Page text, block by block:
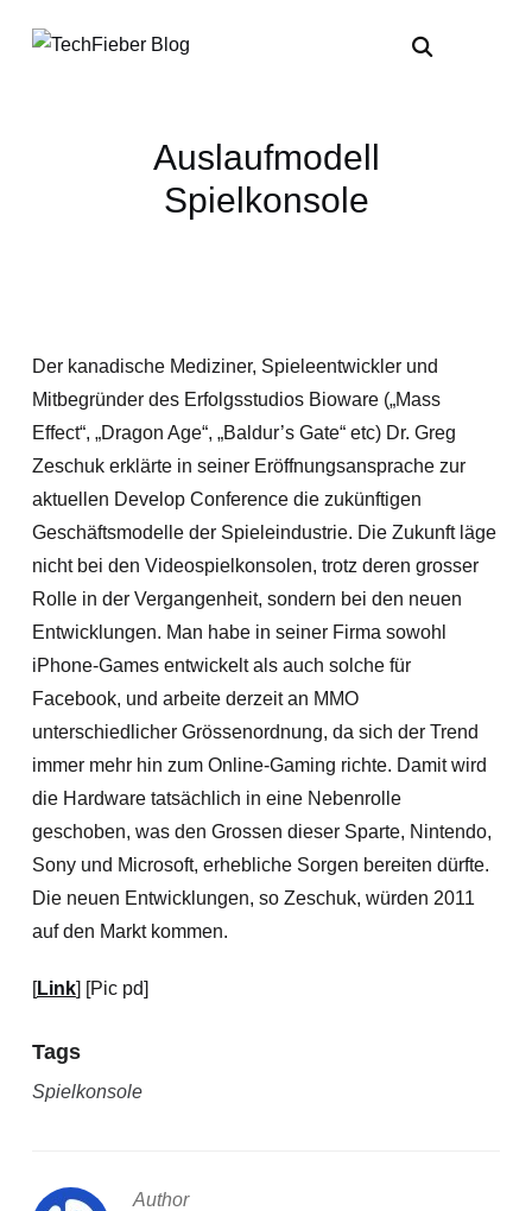
Auslaufmodell
Spielkonsole
Der kanadische Mediziner, Spieleentwickler und
Mitbegründer des Erfolgsstudios Bioware („Mass
Effect“, „Dragon Age“, „Baldur’s Gate“ etc) Dr. Greg
Zeschuk erklärte in seiner Eröffnungsansprache zur
aktuellen Develop Conference die zukünftigen
Geschäftsmodelle der Spieleindustrie. Die Zukunft läge
nicht bei den Videospielkonsolen, trotz deren grosser
Rolle in der Vergangenheit, sondern bei den neuen
Entwicklungen. Man habe in seiner Firma sowohl
iPhone-Games entwickelt als auch solche für
Facebook, und arbeite derzeit an MMO
unterschiedlicher Grössenordnung, da sich der Trend
immer mehr hin zum Online-Gaming richte. Damit wird
die Hardware tatsächlich in eine Nebenrolle
geschoben, was den Grossen dieser Sparte, Nintendo,
Sony und Microsoft, erhebliche Sorgen bereiten dürfte.
Die neuen Entwicklungen, so Zeschuk, würden 2011
auf den Markt kommen.
[Link] [Pic pd]
Tags
Spielkonsole
Author